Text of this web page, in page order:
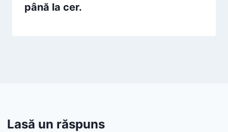
până la cer.
Lasă un răspuns